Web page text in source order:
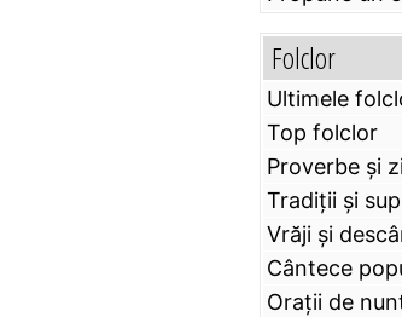
Folclor
Ultimele
Top folclor
Proverbe și
Tradiții și
Vrăji și
Cântece
Orații de